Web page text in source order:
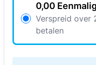
0,00 Eenmalig
Verspreid over
betalen